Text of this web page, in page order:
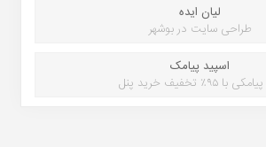
لیان ایده
طراحی سایت در بوشهر
اسپید پیامک
با ۹۵٪ تخفیف خرید پنل